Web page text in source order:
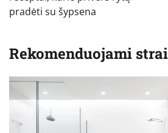
pradėti su šypsena
Rekomenduojami